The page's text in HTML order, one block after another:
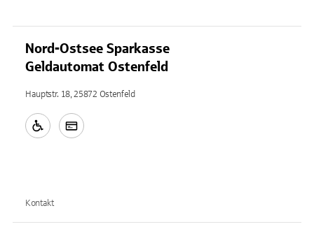
Nord-Ostsee Sparkasse
Geldautomat Ostenfeld
Hauptstr. 18, 25872 Ostenfeld
Kontakt